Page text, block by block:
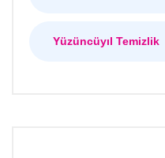
Yüzüncüyıl Temizlik